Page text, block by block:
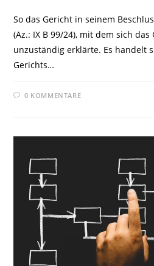
So das Gericht in seinem
(Az.: IX B 99/24), mit dem sich
unzuständig erklärte. Es handelt
Gerichts…
0 KOMMENTARE